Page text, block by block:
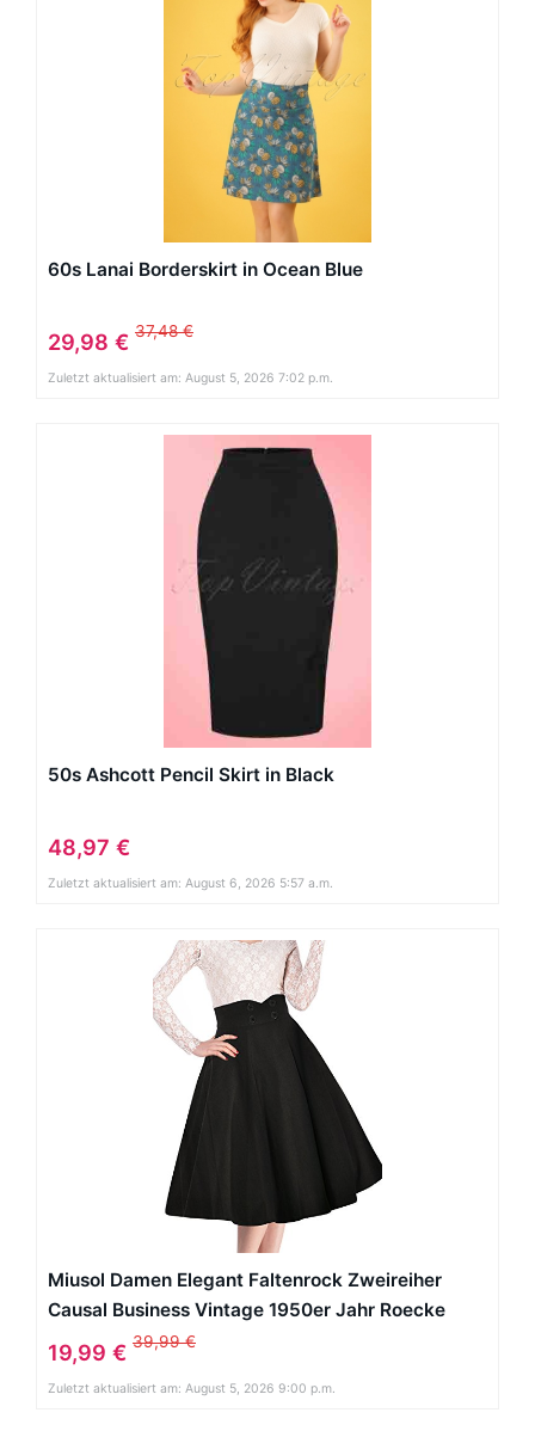
60s Lanai Borderskirt in Ocean Blue
29,98 € 37,48 €
Zuletzt aktualisiert am: August 5, 2026 7:02 p.m.
50s Ashcott Pencil Skirt in Black
48,97 €
Zuletzt aktualisiert am: August 6, 2026 5:57 a.m.
Miusol Damen Elegant Faltenrock Zweireiher
Causal Business Vintage 1950er Jahr Roecke
Schwarz Gr.L
19,99 € 39,99 €
Zuletzt aktualisiert am: August 5, 2026 9:00 p.m.